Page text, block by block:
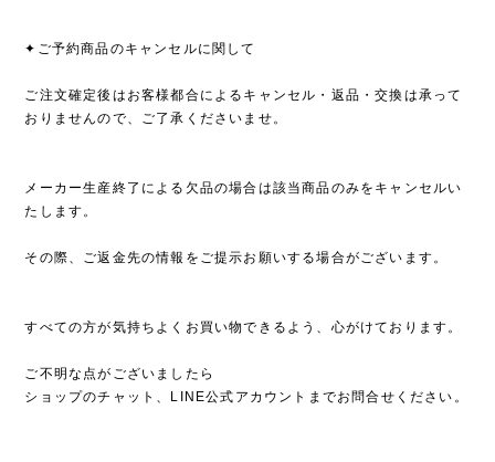
✦ご予約商品のキャンセルに関して
ご注文確定後はお客様都合によるキャンセル・返品・交換は承って
おりませんので、ご了承くださいませ。
メーカー生産終了による欠品の場合は該当商品のみをキャンセルい
たします。
その際、ご返金先の情報をご提示お願いする場合がございます。
すべての方が気持ちよくお買い物できるよう、心がけております。
ご不明な点がございましたら
ショップのチャット、LINE公式アカウントまでお問合せください。